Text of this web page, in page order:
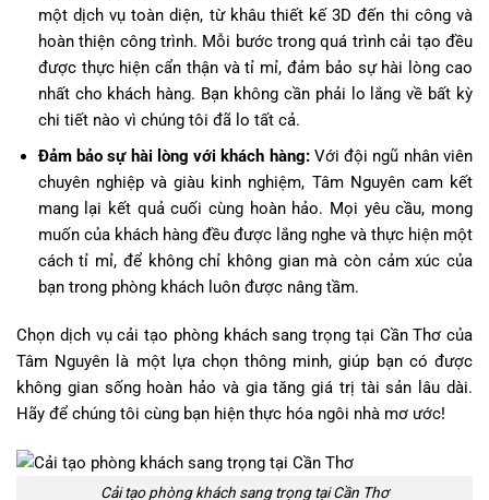
một dịch vụ toàn diện, từ khâu thiết kế 3D đến thi công và
hoàn thiện công trình. Mỗi bước trong quá trình cải tạo đều
được thực hiện cẩn thận và tỉ mỉ, đảm bảo sự hài lòng cao
nhất cho khách hàng. Bạn không cần phải lo lắng về bất kỳ
chi tiết nào vì chúng tôi đã lo tất cả.
Đảm bảo sự hài lòng với khách hàng:Với đội ngũ nhân viên
chuyên nghiệp và giàu kinh nghiệm, Tâm Nguyên cam kết
mang lại kết quả cuối cùng hoàn hảo. Mọi yêu cầu, mong
muốn của khách hàng đều được lắng nghe và thực hiện một
cách tỉ mỉ, để không chỉ không gian mà còn cảm xúc của
bạn trong phòng khách luôn được nâng tầm.
Chọn dịch vụ cải tạo phòng khách sang trọng tại Cần Thơ của
Tâm Nguyên là một lựa chọn thông minh, giúp bạn có được
không gian sống hoàn hảo và gia tăng giá trị tài sản lâu dài.
Hãy để chúng tôi cùng bạn hiện thực hóa ngôi nhà mơ ước!
Cải tạo phòng khách sang trọng tại Cần Thơ